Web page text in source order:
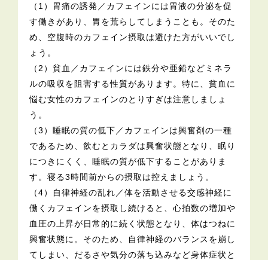
（1）胃痛の誘発／カフェインには胃液の分泌を促
す働きがあり、胃を荒らしてしまうことも。そのた
め、空腹時のカフェイン摂取は避けた方がいいでし
ょう。
（2）貧血／カフェインには鉄分や亜鉛などミネラ
ルの吸収を阻害する性質があります。特に、貧血に
悩む女性のカフェインのとりすぎは注意しましょ
う。
（3）睡眠の質の低下／カフェインは興奮剤の一種
であるため、飲むとカラダは興奮状態となり、眠り
につきにくく、睡眠の質が低下することがありま
す。寝る3時間前からの摂取は控えましょう。
（4）自律神経の乱れ／体を活動させる交感神経に
働くカフェインを摂取し続けると、心拍数の増加や
血圧の上昇が日常的に続く状態となり、体はつねに
興奮状態に。そのため、自律神経のバランスを崩し
てしまい、だるさや気分の落ち込みなど身体症状と